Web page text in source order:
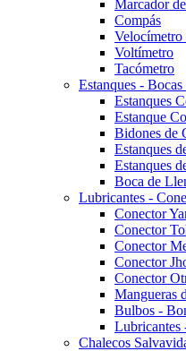
Marcador
Compás
Velocímetro
Voltímetro
Tacómetro
Estanques -
Estanques
Estanque
Bidones de
Estanques
Estanques
Boca de
Lubricantes -
Conector
Conector
Conector
Conector
Conector
Mangueras
Bulbos -
Lubricantes
Chalecos